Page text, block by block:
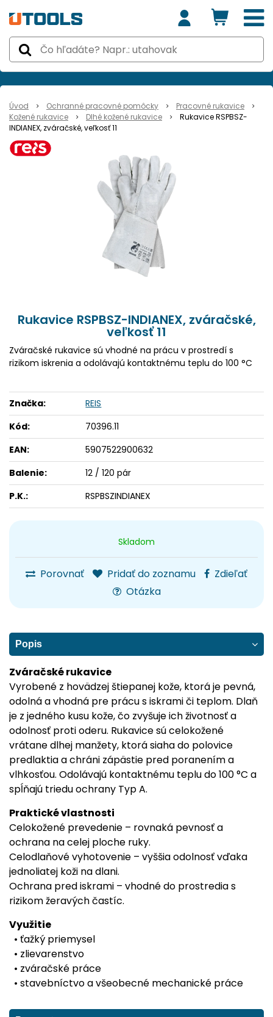
Úvod Ochranné pracovné pomôcky
Pracovné rukavice
Kožené rukavice
Dlhé kožené rukavice
Rukavice RSPBSZ-
INDIANEX, zváračské, veľkosť 11
Skladom
Porovnať Pridať do zoznamu
Zdieľať
Otázka
Rukavice RSPBSZ-INDIANEX, zváračské,
veľkosť 11
Zváračské rukavice sú vhodné na prácu v prostredí s
rizikom iskrenia a odolávajú kontaktnému teplu do 100 °C
Značka:
REIS
Kód:
70396.11
EAN:
5907522900632
Balenie:
12 / 120 pár
P.K.:
RSPBSZINDIANEX
Popis
Zváračské rukavice
Vyrobené z hovädzej štiepanej kože, ktorá je pevná,
odolná a vhodná pre prácu s iskrami či teplom. Dlaň
je z jedného kusu kože, čo zvyšuje ich životnosť a
odolnosť proti oderu. Rukavice sú celokožené
vrátane dlhej manžety, ktorá siaha do polovice
predlaktia a chráni zápästie pred poranením a
vlhkosťou. Odolávajú kontaktnému teplu do 100 °C a
spĺňajú triedu ochrany Typ A.
Praktické vlastnosti
Celokožené prevedenie – rovnaká pevnosť a
ochrana na celej ploche ruky.
Celodlaňové vyhotovenie – vyššia odolnosť vďaka
jednoliatej koži na dlani.
Ochrana pred iskrami – vhodné do prostredia s
rizikom žeravých častíc.
Využitie
• ťažký priemysel
• zlievarenstvo
• zváračské práce
• stavebníctvo a všeobecné mechanické práce